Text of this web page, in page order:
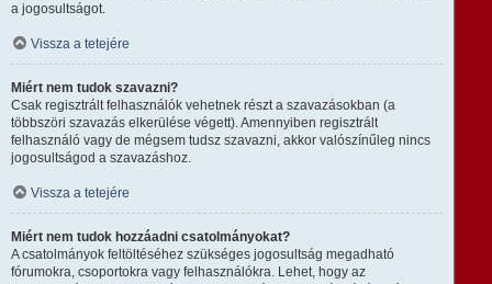
a jogosultságot.
Vissza a tetejére
Miért nem tudok szavazni?
Csak regisztrált felhasználók vehetnek részt a szavazásokban (a
többszöri szavazás elkerülése végett). Amennyiben regisztrált
felhasználó vagy de mégsem tudsz szavazni, akkor valószínűleg nincs
jogosultságod a szavazáshoz.
Vissza a tetejére
Miért nem tudok hozzáadni csatolmányokat?
A csatolmányok feltöltéséhez szükséges jogosultság megadható
fórumokra, csoportokra vagy felhasználókra. Lehet, hogy az